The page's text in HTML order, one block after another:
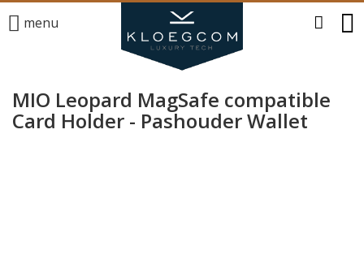
menu
MIO Leopard MagSafe compatible
Card Holder - Pashouder Wallet